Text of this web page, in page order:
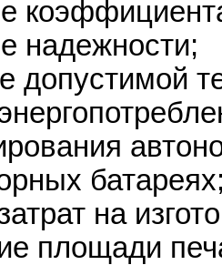
надежности;
допустимой
на
площади